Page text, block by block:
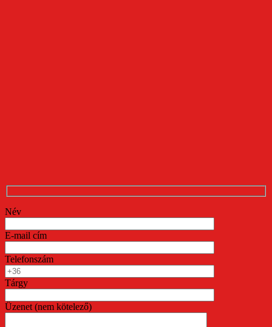
Név
E-mail cím
Telefonszám
Tárgy
Üzenet (nem kötelező)